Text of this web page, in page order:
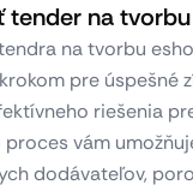
tender na
na tvorbu
pre úspešné
riešenia
vám
dodávateľov,